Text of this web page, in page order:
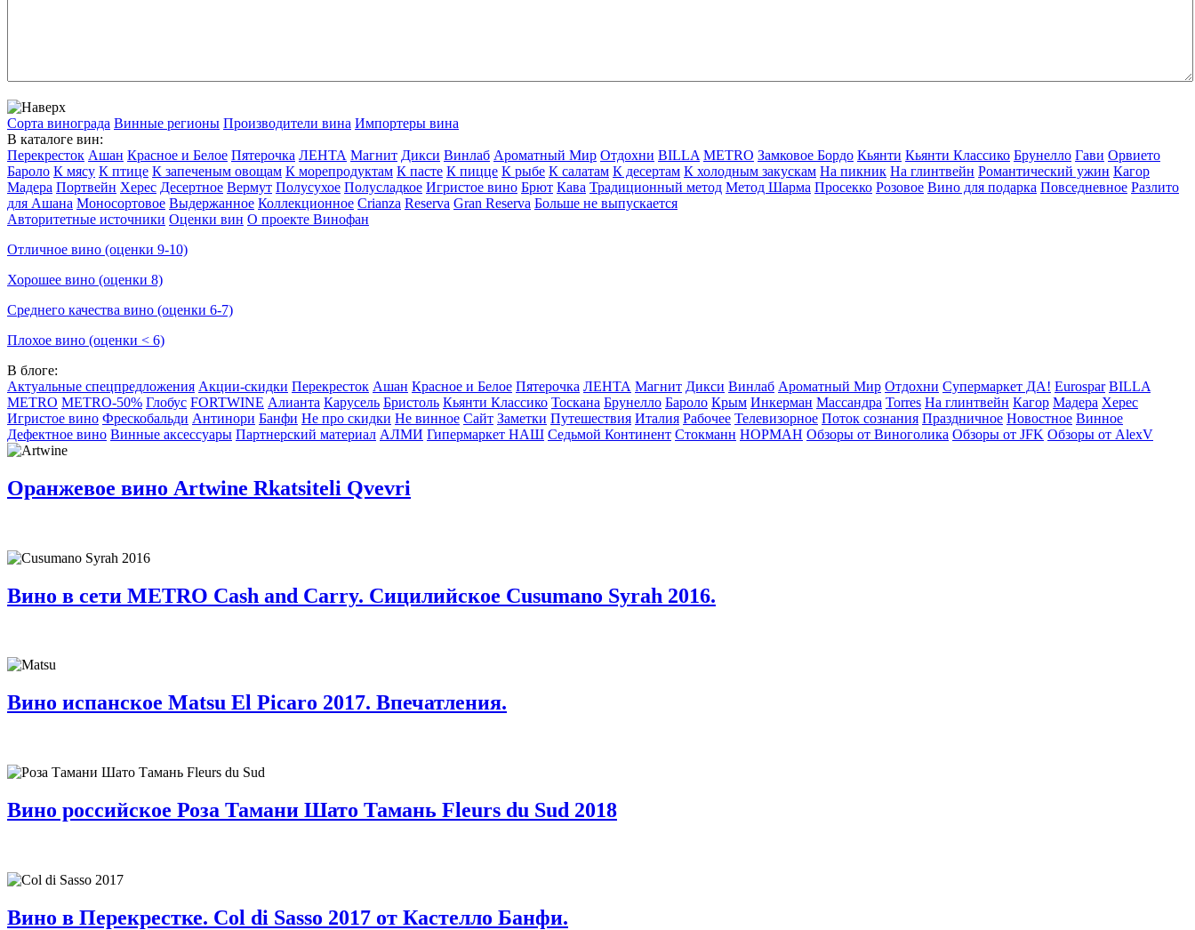
Сорта винограда Винные регионы Производители вина Импортеры вина
В каталоге вин:
Перекресток Ашан Красное и Белое Пятерочка ЛЕНТА Магнит Дикси Винлаб Ароматный Мир Отдохни BILLA METRO Замковое Бордо Кьянти Кьянти Классико Брунелло Гави Орвието
Бароло К мясу К птице К запеченым овощам К морепродуктам К пасте К пицце К рыбе К салатам К десертам К холодным закускам На пикник На глинтвейн Романтический ужин Кагор
Мадера Портвейн Херес Десертное Вермут Полусухое Полусладкое Игристое вино Брют Кава Традиционный метод Метод Шарма Просекко Розовое Вино для подарка Повседневное Разлито
для Ашана Моносортовое Выдержанное Коллекционное Crianza Reserva Gran Reserva Больше не выпускается
Авторитетные источники Оценки вин О проекте Винофан
Отличное вино (оценки 9-10)
Хорошее вино (оценки 8)
Среднего качества вино (оценки 6-7)
Плохое вино (оценки < 6)
В блоге:
Актуальные спецпредложения Акции-скидки Перекресток Ашан Красное и Белое Пятерочка ЛЕНТА Магнит Дикси Винлаб Ароматный Мир Отдохни Супермаркет ДА! Eurospar BILLA
METRO METRO-50% Глобус FORTWINE Алианта Карусель Бристоль Кьянти Классико Тоскана Брунелло Бароло Крым Инкерман Массандра Torres На глинтвейн Кагор Мадера Херес
Игристое вино Фрескобальди Антинори Банфи Не про скидки Не винное Сайт Заметки Путешествия Италия Рабочее Телевизорное Поток сознания Праздничное Новостное Винное
Дефектное вино Винные аксессуары Партнерский материал АЛМИ Гипермаркет НАШ Седьмой Континент Стокманн НОРМАН Обзоры от Виноголика Обзоры от JFK Обзоры от AlexV
Оранжевое вино Artwine Rkatsiteli Qvevri
Вино в сети METRO Cash and Carry. Сицилийское Cusumano Syrah 2016.
Вино испанское Matsu El Picaro 2017. Впечатления.
Вино российское Роза Тамани Шато Тамань Fleurs du Sud 2018
Вино в Перекрестке. Col di Sasso 2017 от Кастелло Банфи.